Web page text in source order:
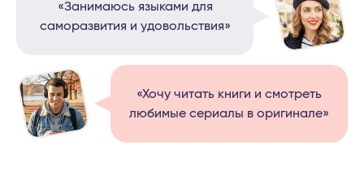
«Занимаюсь языками для
саморазвития и удовольствия»
«Хочу читать книги и смотреть
любимые сериалы в оригинале»